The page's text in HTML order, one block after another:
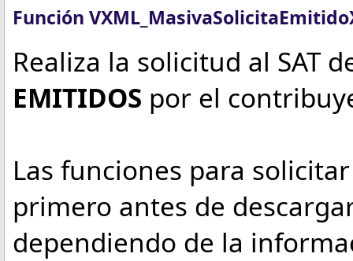
Función
Realiza la solicitud al SAT
EMITIDOS por el
Las funciones para
primero antes de
dependiendo de la